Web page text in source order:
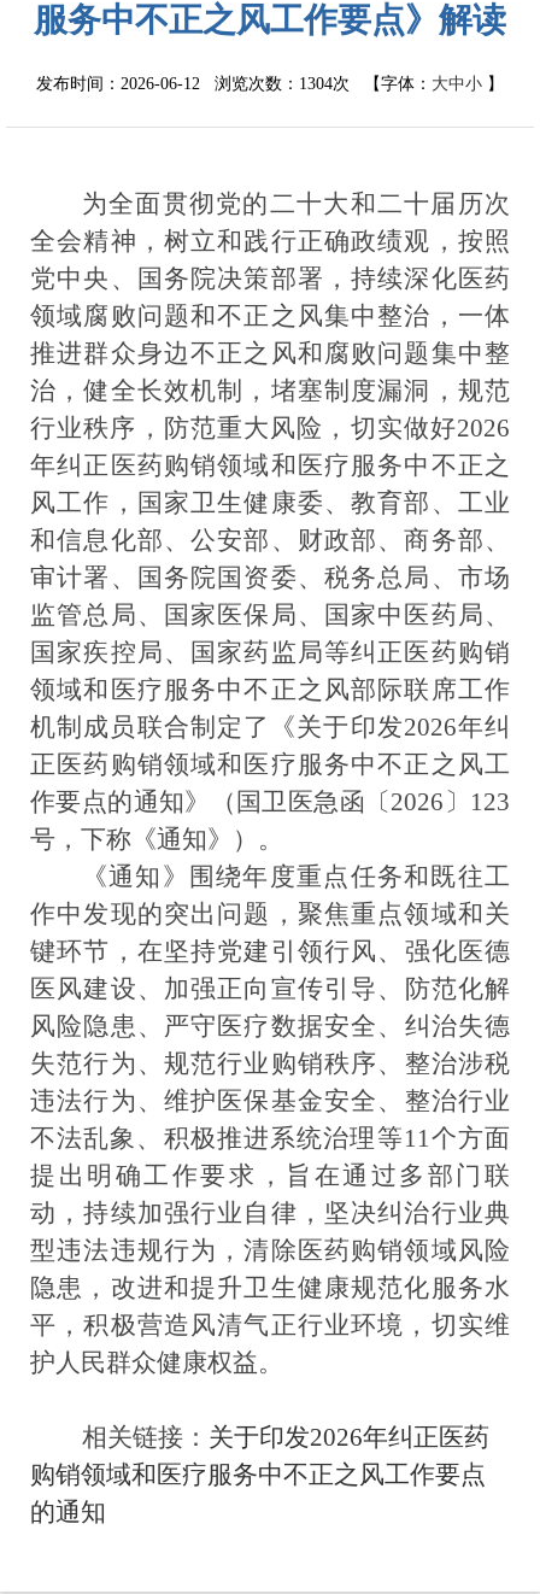
服务中不正之风工作要点》解读
发布时间：2026-06-12 浏览次数： 1304次 【字体： 大中小 】
为全面贯彻党的二十大和二十届历次
全会精神，树立和践行正确政绩观，按照
党中央、国务院决策部署，持续深化医药
领域腐败问题和不正之风集中整治，一体
推进群众身边不正之风和腐败问题集中整
治 ，健全长效机制，堵塞制度漏洞，规范
行业秩序，防范重大风险， 切实做好2026
年纠正医药购销领域和医疗服务中不正之
风工作，国家卫生健康委、教育部、工业
和信息化部、公安部、财政部、商务部、
审计署、国务院国资委、税务总局、市场
监管总局、国家医保局、国家中医药局、
国家疾控局、国家药监局等纠正医药购销
领域和医疗服务中不正之风部际联席工作
机制 成员联合制 定了 《关于印发2026年纠
正医药购销领域和医疗服务中不正之风工
作要点的通知》
（国卫医急函〔2026 〕 123
号， 下称《通知》）。
《通知》围绕年度重点任务和既往工
作中发现的突出问题，聚焦重点领域和关
键环节，在坚持党建引领行风、 强化医德
医风建设、 加强正向宣传引导、
防范化解
风险隐患 、 严守 医疗数据安全、 纠治失德
失范行为 、 规范行业购销秩序、 整治涉税
违法行为 、 维护 医保基金安全、 整治行业
不法乱象、 积极推进系统治理 等11个方面
提出明确工作要求 ，旨在通过多部门联
动，持续加强行业自律，坚决纠治行业典
型违法违规行为，清除医药购销领域风险
隐患，改进和提升卫生健康规范化服务水
平，积极营造风清气正行业环境，切实维
护人民群众健康权益。
相关链接： 关于印发2026年纠正医药
购销领域和医疗服务中不正之风工作要点
的通知